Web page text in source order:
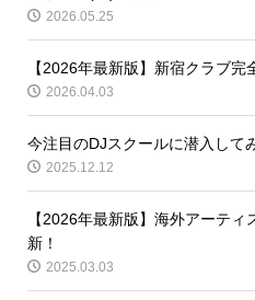
2026.05.25
【2026年最新版】新宿クラブ完
2026.04.03
今注目のDJスクールに潜入して
2025.12.12
【2026年最新版】海外アーテ
新！
2025.03.03